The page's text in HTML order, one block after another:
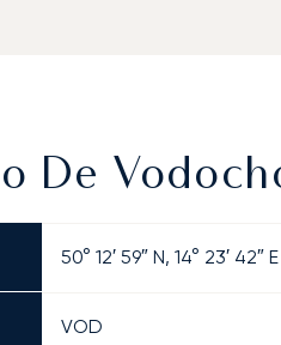
De
50° 12′ 59″ N, 14° 23′ 42″ E
VOD